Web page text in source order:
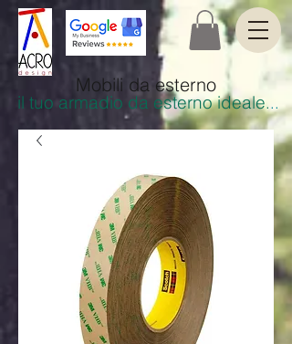
Mobili da esterno
il tuo armadio da esterno ideale...